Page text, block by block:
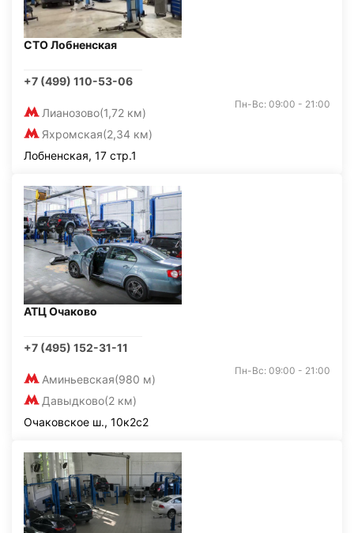
СТО Лобненская
+7 (499) 110-53-06
Лианозово(1,72 км)
Яхромская(2,34 км)
Пн-Вс: 09:00 - 21:00
Лобненская, 17 стр.1
АТЦ Очаково
+7 (495) 152-31-11
Аминьевская(980 м)
Давыдково(2 км)
Пн-Вс: 09:00 - 21:00
Очаковское ш., 10к2с2